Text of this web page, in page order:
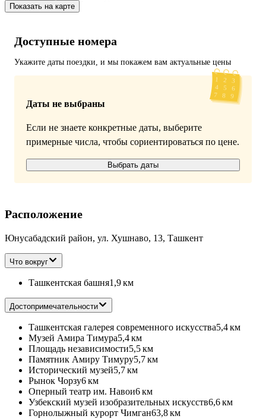
Показать на карте
Доступные номера
Укажите даты поездки, и мы покажем вам актуальные цены
Даты не выбраны
Если не знаете конкретные даты, выберите
примерные числа, чтобы сориентироваться по цене.
Выбрать даты
Расположение
Юнусабадский район, ул. Хушнаво, 13, Ташкент
Что вокруг
Ташкентская башня1,9 км
Достопримечательности
Ташкентская галерея современного искусства5,4 км
Музей Амира Тимура5,4 км
Площадь независимости5,5 км
Памятник Амиру Тимуру5,7 км
Исторический музей5,7 км
Рынок Чорзу6 км
Оперный театр им. Навои6 км
Узбекский музей изобразительных искусств6,6 км
Горнолыжный курорт Чимган63,8 км